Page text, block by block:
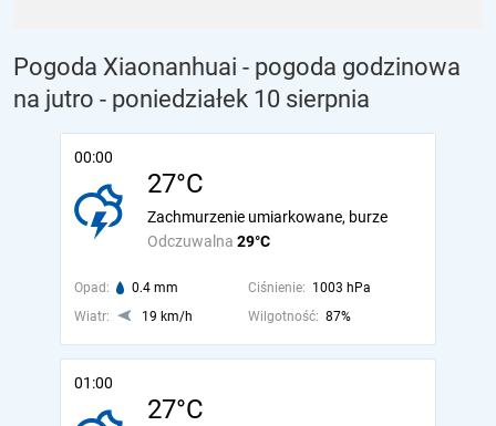
Pogoda Xiaonanhuai - pogoda godzinowa
na jutro - poniedziałek 10 sierpnia
00:00
27°C
Odczuwalna 29°C
Zachmurzenie umiarkowane, burze
Opad: 0.4 mm Ciśnienie: 1003 hPa
Wiatr:
19 km/h Wilgotność: 87%
01:00
27°C